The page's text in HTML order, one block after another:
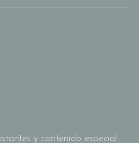
y contenido especial